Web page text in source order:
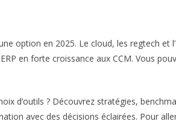
option en 2025. Le cloud, les regtech et
en forte croissance aux CCM. Vous
d’outils ? Découvrez stratégies,
avec des décisions éclairées. Pour